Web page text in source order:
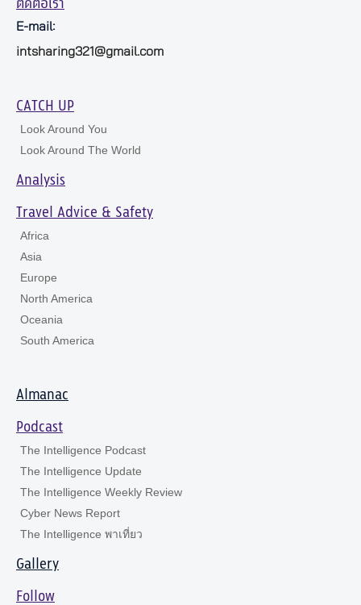
E-mail:
intsharing321@gmail.com
CATCH UP
Look Around You
Look Around The World
Analysis
Travel Advice & Safety
Africa
Asia
Europe
North America
Oceania
South America
Almanac
Podcast
The Intelligence Podcast
The Intelligence Update
The Intelligence Weekly Review
Cyber News Report
The Intelligence พาเที่ยว
Gallery
Follow